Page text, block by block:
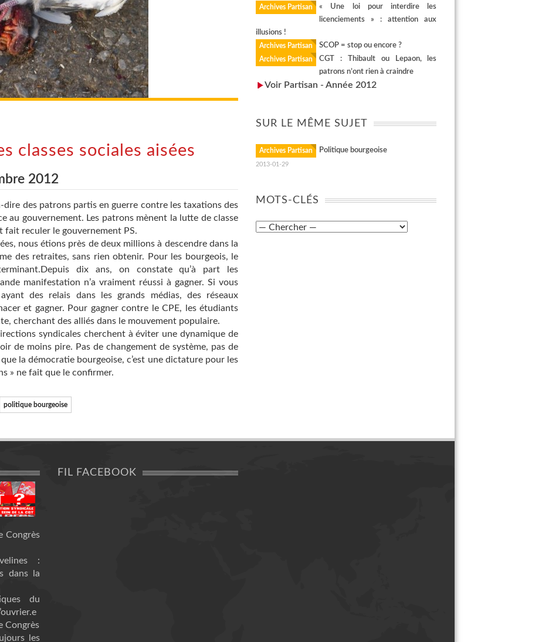
classes sociales aisées
2012
dire des patrons partis en guerre contre les taxations des
au gouvernement. Les patrons mènent la lutte de classe
fait reculer le gouvernement PS.
nous étions près de deux millions à descendre dans la
des retraites, sans rien obtenir. Pour les bourgeois, le
dix ans, on constate qu’à part les
manifestation n’a vraiment réussi à gagner. Si vous
des relais dans les grands médias, des réseaux
et gagner. Pour gagner contre le CPE, les étudiants
cherchant des alliés dans le mouvement populaire.
syndicales cherchent à éviter une dynamique de
de moins pire. Pas de changement de système, pas de
la démocratie bourgeoise, c’est une dictature pour les
» ne fait que le confirmer.
politique bourgeoise
Archives Partisan
« Une loi pour interdire les
licenciements » : attention aux
illusions !
Archives Partisan SCOP = stop ou encore ?
Archives Partisan
CGT : Thibault ou Lepaon, les
patrons n’ont rien à craindre
Voir Partisan - Année 2012
SUR LE MÊME SUJET
Archives Partisan Politique bourgeoise
2013-01-29
MOTS-CLÉS
Congrès
:
dans la
du
Congrès
les
FIL FACEBOOK